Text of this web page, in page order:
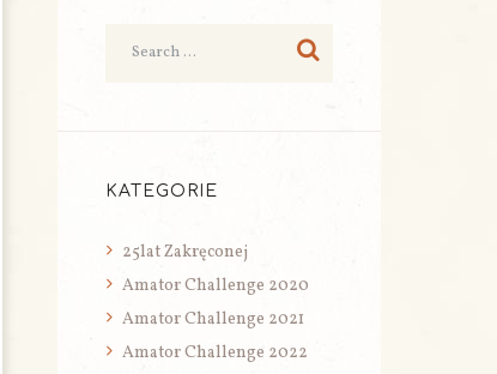
KATEGORIE
25lat Zakręconej
Amator Challenge 2020
Amator Challenge 2021
Amator Challenge 2022